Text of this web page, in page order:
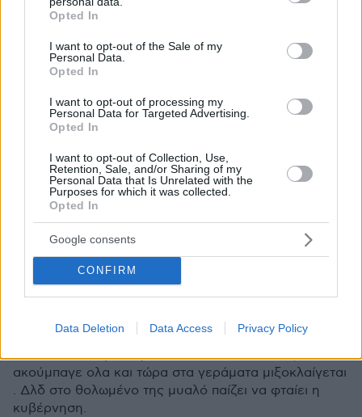
grant or deny consent to Google and its third-party tags to
use your data for below specified purposes in below Google
consent section.
Opted In
I want to opt-out of the Sale of my
Personal Data.
Opted In
I want to opt-out of processing my
Personal Data for Targeted Advertising.
Opted In
I want to opt-out of Collection, Use,
Retention, Sale, and/or Sharing of my
Personal Data that Is Unrelated with the
Purposes for which it was collected.
Opted In
Google consents
CONFIRM
Data Deletion Data Access Privacy Policy
ΑΠΑΝΤΗΣΗ
ξανα-τσέκαρέ το!
23.03.2025, 23:33
είναι πολύ κοντά!
ΑΠΑΝΤΗΣΗ
23.03.2025, 17:20
Αλήθεια θα μπορούσε κανείς να έχει αυτούς για
Χαχχαχχαχαχαχα
ΑΠΑΝΤΗΣΗ
Το απόλυτο πρότυπο προς αποφυγή
23.03.2025, 17:16
Το απόλυτο θύμα-κορόϊδο του κκε ever! Τους τα
ακούμπαγε ολα και τώρα στα γεράματα μιξοκλαίγεται
. Δλδ στο θολωμένο της μυαλό παίζει να φταίει η
κυβέρνηση.